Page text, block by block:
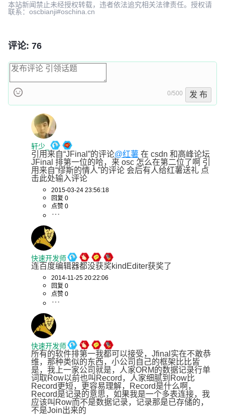
本站新闻禁止未经授权转载，违者依法追究相关法律责任。授权请
联系：oscbianji#oschina.cn
评论: 76
0/500 发 布
轩少_
引用来自“JFinal”的评论@红薯 在 csdn 和高峰论坛
JFinal 排第一位的哈，来 osc 怎么在第二位了啊 引
用来自“缪斯的情人”的评论 会后有人给红薯送礼 点
击此处输入评论
2015-03-24 23:56:18
回复 0
点赞 0
快速开发师
连百度编辑器都没获奖kindEditer获奖了
2014-11-25 20:22:06
回复 0
点赞 0
快速开发师
所有的软件排第一我都可以接受，Jfinal实在不敢恭
维，那种类似的东西，小公司自己的框架比比皆
是，我上一家公司就是，人家ORM的数据记录行单
词取Row以前也叫Record，人家细腻到Row比
Record更短，更容易理解，Record是什么啊，
Record是记录的意思，如果我是一个多表连接，我
应该叫Row而不是数据记录，记录那是已存储的，
不是Join出来的